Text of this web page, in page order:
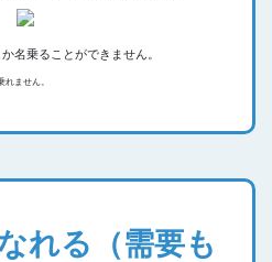
名乗ることができません。
ません。
れる（需要も